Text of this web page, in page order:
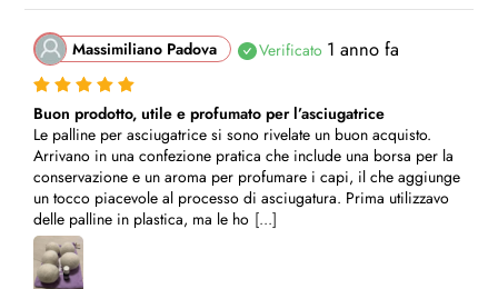
Massimiliano Padova Verificato 1 anno fa
Buon prodotto, utile e profumato per l’asciugatrice
Le palline per asciugatrice si sono rivelate un buon acquisto.
Arrivano in una confezione pratica che include una borsa per la
conservazione e un aroma per profumare i capi, il che aggiunge
un tocco piacevole al processo di asciugatura. Prima utilizzavo
delle palline in plastica, ma le ho [...]